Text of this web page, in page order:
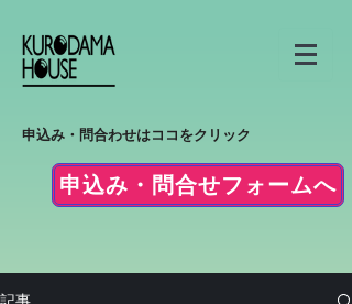
申込み・問合わせはココをクリック
申込み・問合せフォームへ